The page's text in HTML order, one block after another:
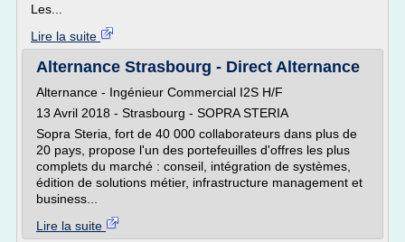
Les...
Lire la suite
Alternance Strasbourg - Direct Alternance
Alternance - Ingénieur Commercial I2S H/F
13 Avril 2018 - Strasbourg - SOPRA STERIA
Sopra Steria, fort de 40 000 collaborateurs dans plus de
20 pays, propose l'un des portefeuilles d'offres les plus
complets du marché : conseil, intégration de systèmes,
édition de solutions métier, infrastructure management et
business...
Lire la suite